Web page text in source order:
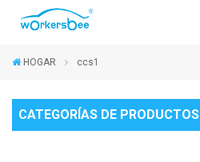
HOGAR ccs1
CATEGORÍAS DE PRODUCTOS